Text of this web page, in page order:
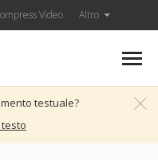
Video Altro
testuale?